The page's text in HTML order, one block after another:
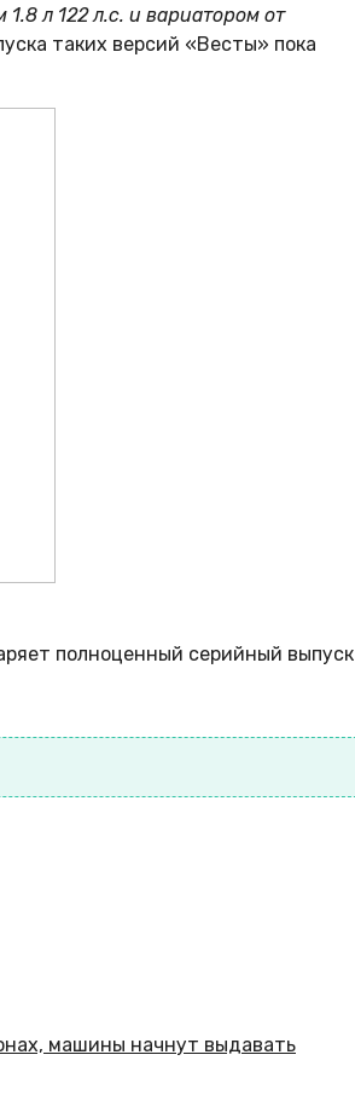
л 122 л.с. и вариатором от
таких версий «Весты» пока
полноценный серийный